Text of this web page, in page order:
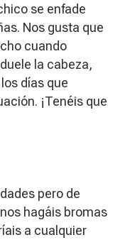
se enfade
Nos gusta que
cuando
la cabeza,
días que
¡Tenéis que
pero de
hagáis bromas
a cualquier